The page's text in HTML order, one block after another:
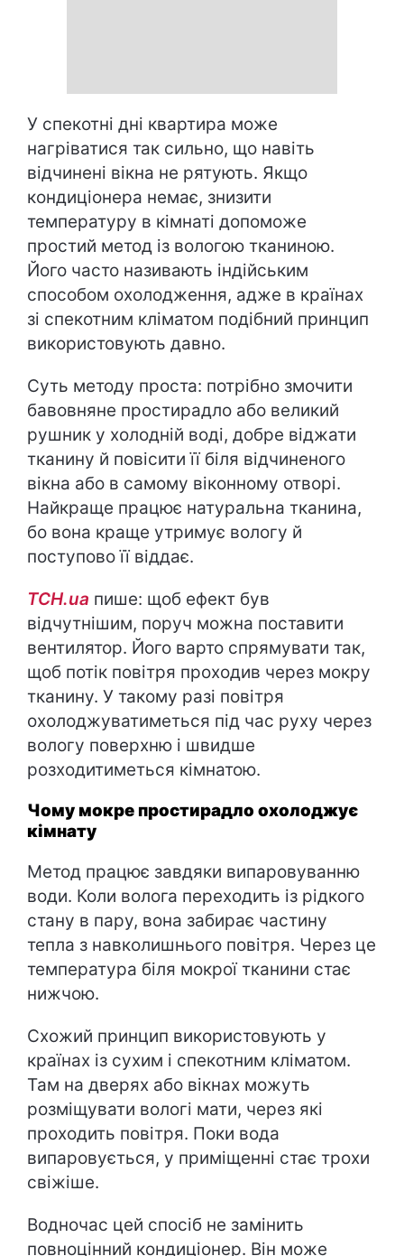
У спекотні дні квартира може
нагріватися так сильно, що навіть
відчинені вікна не рятують. Якщо
кондиціонера немає, знизити
температуру в кімнаті допоможе
простий метод із вологою тканиною.
Його часто називають індійським
способом охолодження, адже в країнах
зі спекотним кліматом подібний принцип
використовують давно.
Суть методу проста: потрібно змочити
бавовняне простирадло або великий
рушник у холодній воді, добре віджати
тканину й повісити її біля відчиненого
вікна або в самому віконному отворі.
Найкраще працює натуральна тканина,
бо вона краще утримує вологу й
поступово її віддає.
ТСН.ua пише: щоб ефект був
відчутнішим, поруч можна поставити
вентилятор. Його варто спрямувати так,
щоб потік повітря проходив через мокру
тканину. У такому разі повітря
охолоджуватиметься під час руху через
вологу поверхню і швидше
розходитиметься кімнатою.
Чому мокре простирадло охолоджує
кімнату
Метод працює завдяки випаровуванню
води. Коли волога переходить із рідкого
стану в пару, вона забирає частину
тепла з навколишнього повітря. Через це
температура біля мокрої тканини стає
нижчою.
Схожий принцип використовують у
країнах із сухим і спекотним кліматом.
Там на дверях або вікнах можуть
розміщувати вологі мати, через які
проходить повітря. Поки вода
випаровується, у приміщенні стає трохи
свіжіше.
Водночас цей спосіб не замінить
повноцінний кондиціонер. Він може